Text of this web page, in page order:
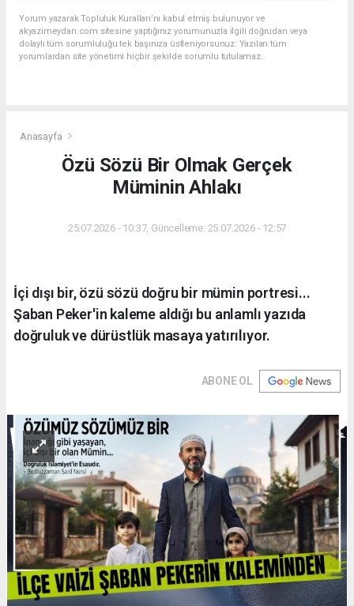
Yorum yazarak Topluluk Kuralları’nı kabul etmiş bulunuyor ve
akyazimeydan.com sitesine yaptığınız yorumunuzla ilgili doğrudan veya
dolaylı tüm sorumluluğu tek başınıza üstleniyorsunuz. Yazılan tüm
yorumlardan site yönetimi hiçbir şekilde sorumlu tutulamaz.
Anasayfa
Özü Sözü Bir Olmak Gerçek
Müminin Ahlakı
25.07.2026 - 10:37, Güncelleme: 25.07.2026 - 12:57
İçi dışı bir, özü sözü doğru bir mümin portresi...
Şaban Peker'in kaleme aldığı bu anlamlı yazıda
doğruluk ve dürüstlük masaya yatırılıyor.
ABONE OL